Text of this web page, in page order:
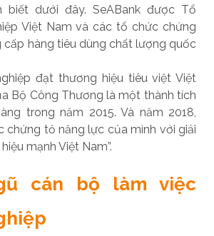
biết dưới đây. SeABank được Tổ
Việt Nam và các tổ chức chứng
cấp hàng tiêu dùng chất lượng quốc
đạt thương hiệu tiêu việt Việt
Bộ Công Thương là một thành tích
trong năm 2015. Và năm 2018,
chứng tỏ năng lực của mình với giải
mạnh Việt Nam”.
cán bộ làm việc